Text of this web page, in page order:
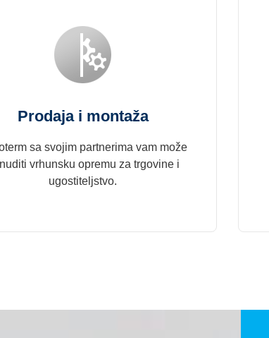
Prodaja i montaža
sa svojim partnerima vam može
vrhunsku opremu za trgovine i
ugostiteljstvo.